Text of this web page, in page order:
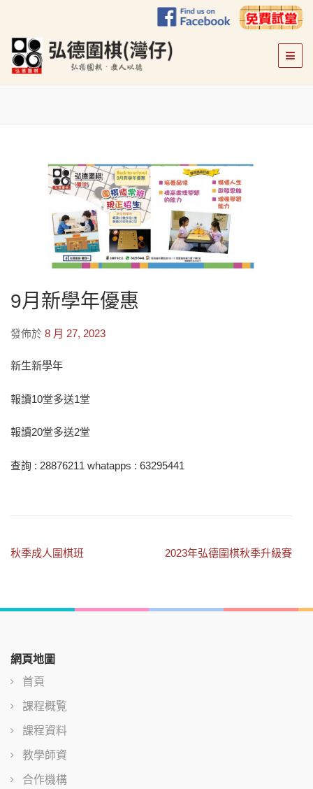
弘德圍棋(灣
9月新學年優惠
發佈於 8 月 27, 2023
新生新學年
報讀10堂多送1堂
報讀20堂多送2堂
查詢 : 28876211 whatapps : 63295441
文
導
秋季成人圍棋班 2023年弘德圍棋秋季升級賽
網頁地圖
首頁
課程概覧
課程資料
教學師資
合作機構